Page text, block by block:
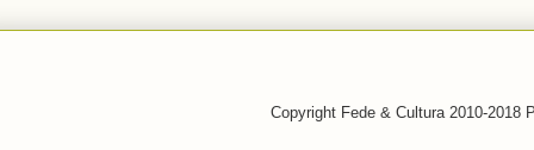
Copyright Fede & Cultura 2010-2018